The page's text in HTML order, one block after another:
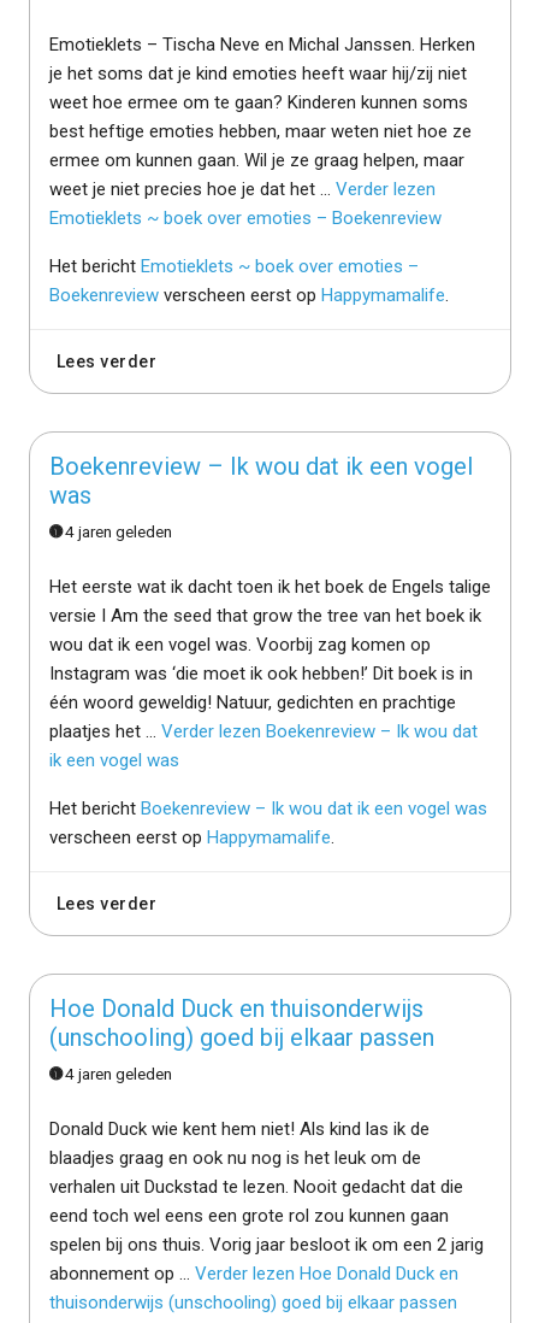
Emotieklets – Tischa Neve en Michal Janssen. Herken
je het soms dat je kind emoties heeft waar hij/zij niet
weet hoe ermee om te gaan? Kinderen kunnen soms
best heftige emoties hebben, maar weten niet hoe ze
ermee om kunnen gaan. Wil je ze graag helpen, maar
weet je niet precies hoe je dat het … Verder lezen
Emotieklets ~ boek over emoties – Boekenreview
Het bericht Emotieklets ~ boek over emoties –
Boekenreviewverscheen eerst op Happymamalife
Lees verder
Boekenreview – Ik wou dat ik een vogel
was
4 jaren geleden
Het eerste wat ik dacht toen ik het boek de Engels talige
versie I Am the seed that grow the tree van het boek ik
wou dat ik een vogel was. Voorbij zag komen op
Instagram was ‘die moet ik ook hebben!’ Dit boek is in
één woord geweldig! Natuur, gedichten en prachtige
plaatjes het … Verder lezen Boekenreview – Ik wou dat
ik een vogel was
Het bericht Boekenreview – Ik wou dat ik een vogel was
verscheen eerst op Happymamalife
Lees verder
Hoe Donald Duck en thuisonderwijs
(unschooling) goed bij elkaar passen
4 jaren geleden
Donald Duck wie kent hem niet! Als kind las ik de
blaadjes graag en ook nu nog is het leuk om de
verhalen uit Duckstad te lezen. Nooit gedacht dat die
eend toch wel eens een grote rol zou kunnen gaan
spelen bij ons thuis. Vorig jaar besloot ik om een 2 jarig
abonnement op … Verder lezen Hoe Donald Duck en
thuisonderwijs (unschooling) goed bij elkaar passen